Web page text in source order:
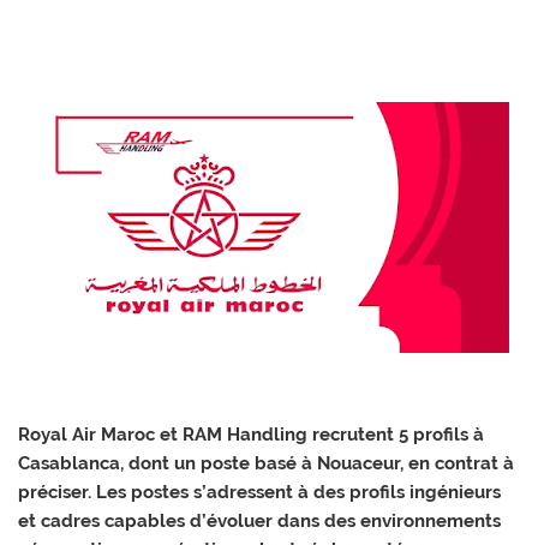
Royal Air Maroc et RAM Handling recrutent 5 profils à
Casablanca, dont un poste basé à Nouaceur, en contrat à
préciser. Les postes s’adressent à des profils ingénieurs
et cadres capables d’évoluer dans des environnements